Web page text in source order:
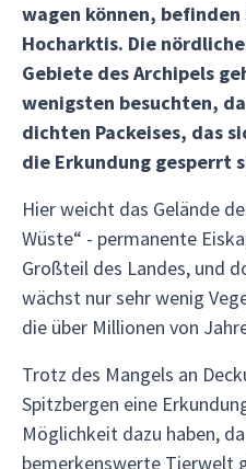
wagen können,
Hocharktis. Die
Gebiete des Archipels
wenigsten besuchten,
dichten Packeises, das
die Erkundung gesperrt
Hier weicht das Gelände
Wüste“ - permanente
Großteil des Landes, und
wächst nur sehr wenig
die über Millionen von
Trotz des Mangels an
Spitzbergen eine
Möglichkeit dazu haben,
bemerkenswerte Tierwelt